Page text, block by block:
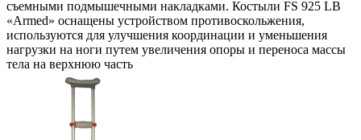
съемными подмышечными накладками. Костыли FS 925 LB
«Armed» оснащены устройством противоскольжения,
используются для улучшения координации и уменьшения
нагрузки на ноги путем увеличения опоры и переноса массы
тела на верхнюю часть